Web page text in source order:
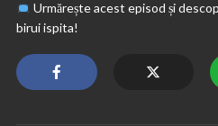
Urmărește acest episod și
birui ispita!